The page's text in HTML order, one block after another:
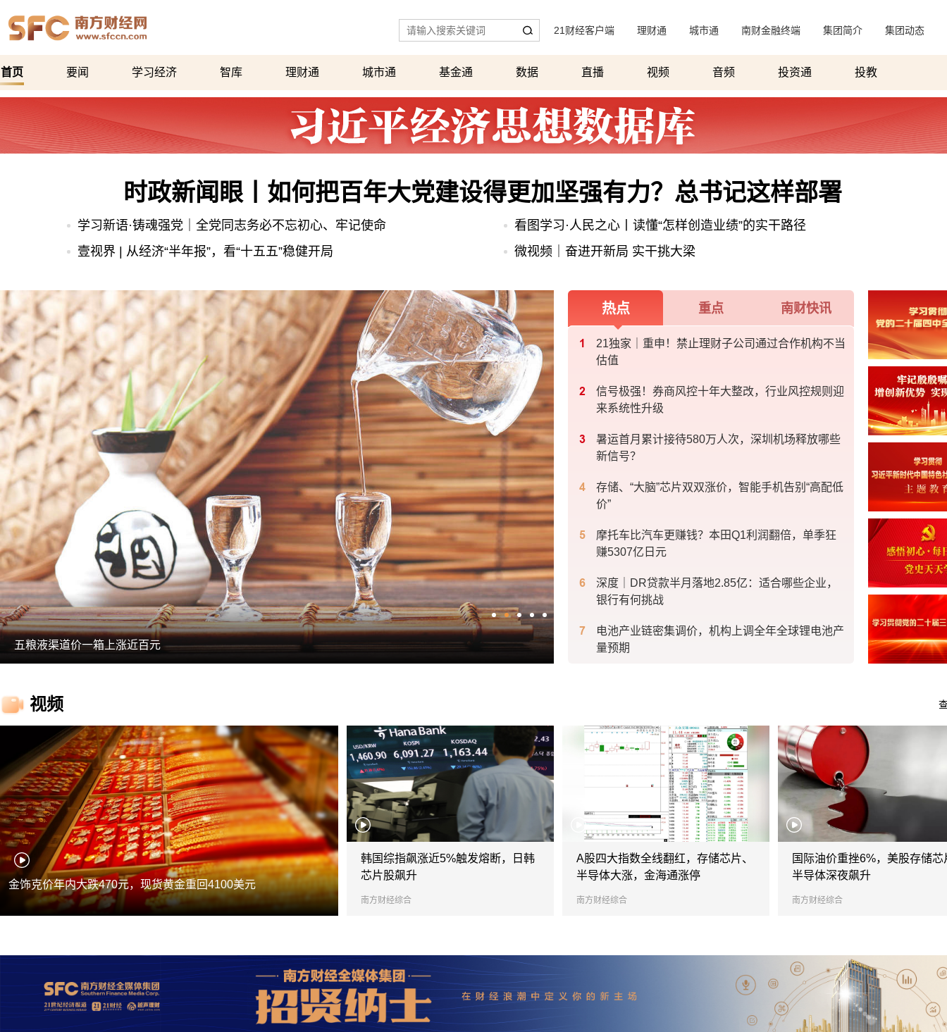
21财经客户端 理财通 城市通 南财金融终端 集团简介 集团动态
首页 要闻 学习经济 智库 理财通 城市通 基金通 数据 直播 视频 音频 投资通 投教
时政新闻眼丨如何把百年大党建设得更加坚强有力？总书记这样部署
学习新语·铸魂强党｜全党同志务必不忘初心、牢记使命
看图学习·人民之心丨读懂“怎样创造业绩”的实干路径
壹视界 | 从经济“半年报”，看“十五五”稳健开局
微视频｜奋进开新局 实干挑大梁
五粮液渠道价一箱上涨近百元 聚焦丨2026年广东体育城市联赛
热点 重点 南财快讯
21独家｜重申！禁止理财子公司通过合作机构不当
估值
信号极强！券商风控十年大整改，行业风控规则迎
来系统性升级
暑运首月累计接待580万人次，深圳机场释放哪些
新信号？
存储、“大脑”芯片双双涨价，智能手机告别“高配低
价”
摩托车比汽车更赚钱？本田Q1利润翻倍，单季狂
赚5307亿日元
深度｜DR贷款半月落地2.85亿：适合哪些企业，
银行有何挑战
电池产业链密集调价，机构上调全年全球锂电池产
量预期
新型研究型大学录取分数再创新高
256亿元天价收购Thorne！宝洁卡位高端营养保健
对应219倍市盈率！宇树科技确定150.80元发行价
自动驾驶全球领先，中国做到了
对话中兴通讯王卫斌：超节点要让AI“舌战群儒”、
又快又省
21独家｜前小鹏副总裁陈永海加入众擎机器人，担
又有银行开启增持，银行增持大军扩充至12家
上半年传统
世界给“__
台风“白海豚
“三个转变”
方志敏同志
让“小哥”们
逼近全国四
哪些重要信
经济高质量
破
超7万亿元织
舞台扎根市
国
《马尼拉时
向荒漠深处
发展
外国游客乘
视频
金饰克价年内大跌470元，现货黄金重回4100美元
韩国综指飙涨近5%触发熔断，日韩
芯片股飙升
南方财经综合
A股四大指数全线翻红，存储芯片、
半导体大涨，金海通涨停
南方财经综合
国际油价重挫6%，美股存储芯
半导体深夜飙升
南方财经综合